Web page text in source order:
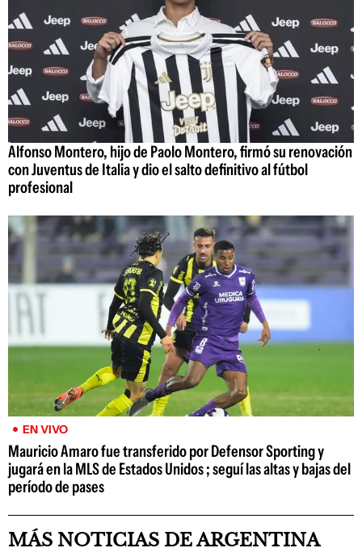
Alfonso Montero, hijo de Paolo Montero, firmó su renovación
con Juventus de Italia y dio el salto definitivo al fútbol
profesional
EN VIVO
Mauricio Amaro fue transferido por Defensor Sporting y
jugará en la MLS de Estados Unidos ; seguí las altas y bajas del
período de pases
MÁS NOTICIAS DE ARGENTINA